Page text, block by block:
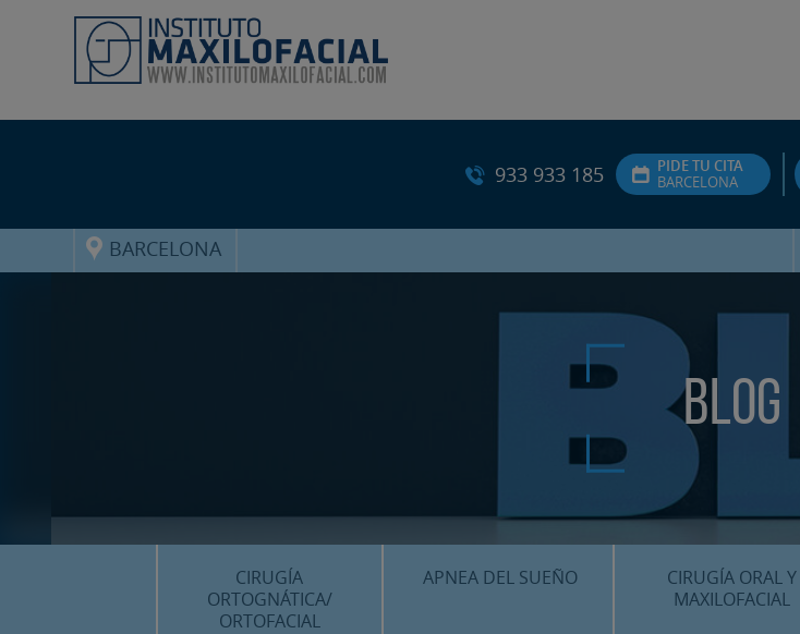
933 933 185
PIDE TU CITA
BARCELONA
BARCELONA
Blog
CIRUGÍA
ORTOGNÁTICA/
ORTOFACIAL
APNEA DEL SUEÑO
CIRUGÍA ORAL Y
MAXILOFACIAL